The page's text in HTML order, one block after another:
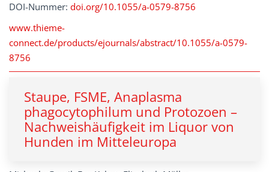
DOI-Nummer: doi.org/10.1055/a-0579-8756
www.thieme-
connect.de/products/ejournals/abstract/10.1055/a-0579-
8756
Staupe, FSME, Anaplasma
phagocytophilum und Protozoen –
Nachweishäufigkeit im Liquor von
Hunden im Mitteleuropa